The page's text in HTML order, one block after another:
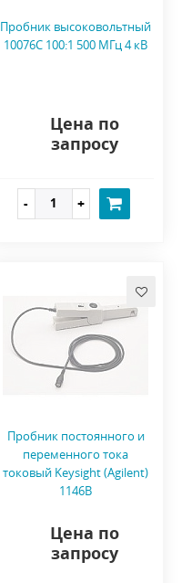
Пробник высоковольтный
10076C 100:1 500 МГц 4 кВ
Цена по
запросу
Пробник постоянного и
переменного тока
токовый Keysight (Agilent)
1146B
Цена по
запросу